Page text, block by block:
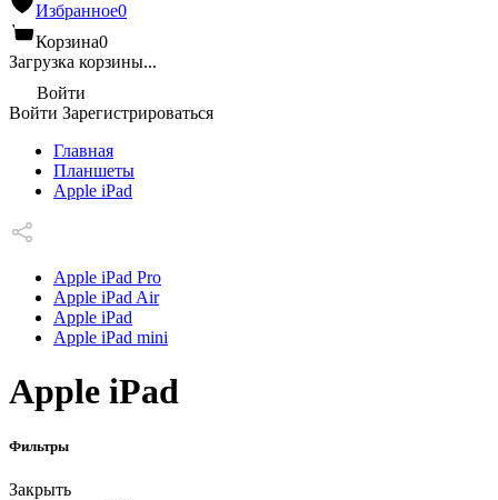
Избранное0
Корзина0
Загрузка корзины...
Войти
Войти Зарегистрироваться
Главная
Планшеты
Apple iPad
Apple iPad Pro
Apple iPad Air
Apple iPad
Apple iPad mini
Apple iPad
Фильтры
Закрыть